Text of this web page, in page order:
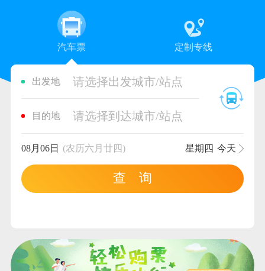
汽车票 定制专线
出发地 请选择出发城市/站点
目的地 请选择到达城市/站点
08月06日 (农历六月廿四) 星期四 今天
查 询